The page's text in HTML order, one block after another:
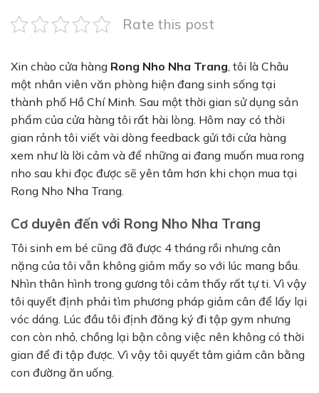
Rate this post
Xin chào cửa hàng Rong Nho Nha Trang, tôi là Châu
một nhân viên văn phòng hiện đang sinh sống tại
thành phố Hồ Chí Minh. Sau một thời gian sử dụng sản
phẩm của cửa hàng tôi rất hài lòng. Hôm nay có thời
gian rảnh tôi viết vài dòng feedback gửi tới cửa hàng
xem như là lời cảm và để những ai đang muốn mua rong
nho sau khi đọc được sẽ yên tâm hơn khi chọn mua tại
Rong Nho Nha Trang.
Cơ duyên đến với Rong Nho Nha Trang
Tôi sinh em bé cũng đã được 4 tháng rồi nhưng cân
nặng của tôi vẫn không giảm mấy so với lúc mang bầu.
Nhìn thân hình trong gương tôi cảm thấy rất tự ti. Vì vậy
tôi quyết định phải tìm phương pháp giảm cân để lấy lại
vóc dáng. Lúc đầu tôi định đăng ký đi tập gym nhưng
con còn nhỏ, chồng lại bận công việc nên không có thời
gian để đi tập được. Vì vậy tôi quyết tâm giảm cân bằng
con đường ăn uống.